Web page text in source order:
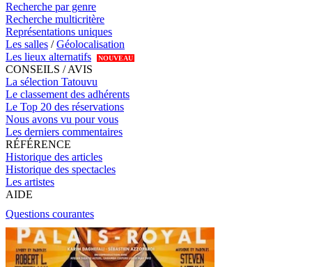
Recherche par genre
Recherche multicritère
Représentations uniques
Les salles /Géolocalisation
Les lieux alternatifs
NOUVEAU
CONSEILS / AVIS
La sélection Tatouvu
Le classement des adhérents
Le Top 20 des réservations
Nous avons vu pour vous
Les derniers commentaires
RÉFÉRENCE
Historique des articles
Historique des spectacles
Les artistes
AIDE
Questions courantes